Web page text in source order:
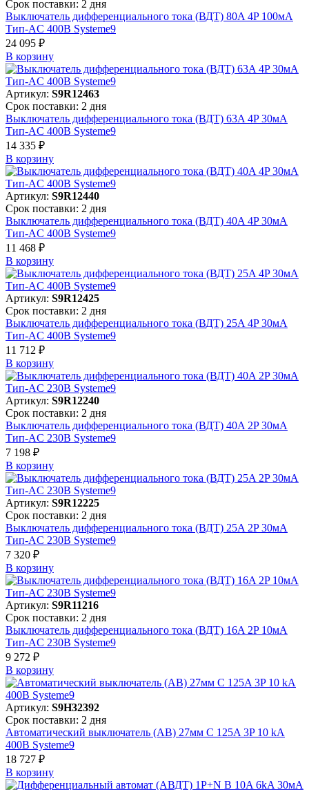
Срок поставки: 2 дня
Выключатель дифференциального тока (ВДТ) 80A 4P 100мА
Тип-AC 400В Systeme9
24 095 ₽
В корзинy
Артикул: S9R12463
Срок поставки: 2 дня
Выключатель дифференциального тока (ВДТ) 63A 4P 30мА
Тип-AC 400В Systeme9
14 335 ₽
В корзинy
Артикул: S9R12440
Срок поставки: 2 дня
Выключатель дифференциального тока (ВДТ) 40A 4P 30мА
Тип-AC 400В Systeme9
11 468 ₽
В корзинy
Артикул: S9R12425
Срок поставки: 2 дня
Выключатель дифференциального тока (ВДТ) 25A 4P 30мА
Тип-AC 400В Systeme9
11 712 ₽
В корзинy
Артикул: S9R12240
Срок поставки: 2 дня
Выключатель дифференциального тока (ВДТ) 40A 2P 30мА
Тип-AC 230В Systeme9
7 198 ₽
В корзинy
Артикул: S9R12225
Срок поставки: 2 дня
Выключатель дифференциального тока (ВДТ) 25A 2P 30мА
Тип-AC 230В Systeme9
7 320 ₽
В корзинy
Артикул: S9R11216
Срок поставки: 2 дня
Выключатель дифференциального тока (ВДТ) 16A 2P 10мА
Тип-AC 230В Systeme9
9 272 ₽
В корзинy
Артикул: S9H32392
Срок поставки: 2 дня
Автоматический выключатель (АВ) 27мм C 125A 3P 10 kA
400В Systeme9
18 727 ₽
В корзинy